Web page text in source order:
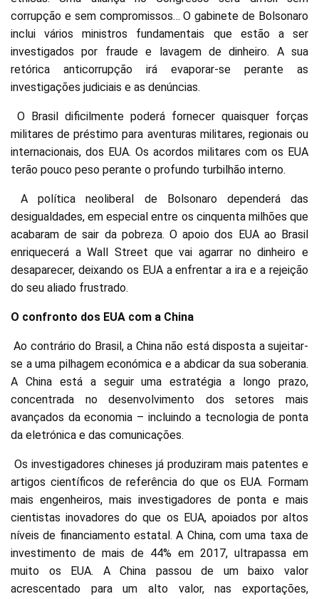
corrupção e sem compromissos… O gabinete de Bolsonaro
inclui vários ministros fundamentais que estão a ser
investigados por fraude e lavagem de dinheiro. A sua
retórica anticorrupção irá evaporar-se perante as
investigações judiciais e as denúncias.
O Brasil dificilmente poderá fornecer quaisquer forças
militares de préstimo para aventuras militares, regionais ou
internacionais, dos EUA. Os acordos militares com os EUA
terão pouco peso perante o profundo turbilhão interno.
A política neoliberal de Bolsonaro dependerá das
desigualdades, em especial entre os cinquenta milhões que
acabaram de sair da pobreza. O apoio dos EUA ao Brasil
enriquecerá a Wall Street que vai agarrar no dinheiro e
desaparecer, deixando os EUA a enfrentar a ira e a rejeição
do seu aliado frustrado.
O confronto dos EUA com a China
Ao contrário do Brasil, a China não está disposta a sujeitar-
se a uma pilhagem económica e a abdicar da sua soberania.
A China está a seguir uma estratégia a longo prazo,
concentrada no desenvolvimento dos setores mais
avançados da economia – incluindo a tecnologia de ponta
da eletrónica e das comunicações.
Os investigadores chineses já produziram mais patentes e
artigos científicos de referência do que os EUA. Formam
mais engenheiros, mais investigadores de ponta e mais
cientistas inovadores do que os EUA, apoiados por altos
níveis de financiamento estatal. A China, com uma taxa de
investimento de mais de 44% em 2017, ultrapassa em
muito os EUA. A China passou de um baixo valor
acrescentado para um alto valor, nas exportações,